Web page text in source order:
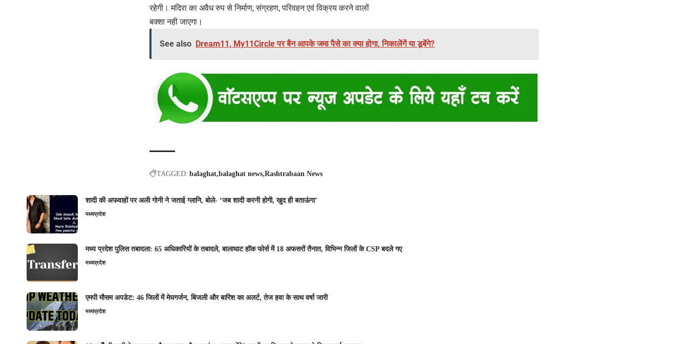
रहेगी। मदिरा का अवैध रुप से निर्माण, संग्रहण, परिवहन एवं विक्रय करने वालों
बक्शा नही जाएगा।
See also Dream11, My11Circle पर बैन आपके जमा पैसे का क्या होगा, निकालेंगें या डूबेंगे?
TAGGED: balaghat balaghat news Rashtrabaan News
शादी की अफवाहों पर अली गोनी ने जताई ग्लानि, बोले- ‘जब शादी करनी होगी, खुद ही बताऊंगा’
मध्यप्रदेश
मध्य प्रदेश पुलिस तबादला: 65 अधिकारियों के तबादले, बालाघाट हॉक फोर्स में 18 अफसरों तैनात, विभिन्न जिलों के CSP बदले गए
मध्यप्रदेश
एमपी मौसम अपडेट: 46 जिलों में मेघगर्जन, बिजली और बारिश का अलर्ट, तेज हवा के साथ वर्षा जारी
मध्यप्रदेश